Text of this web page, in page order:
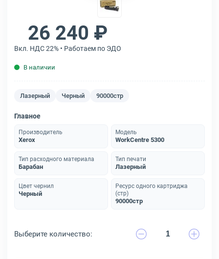
26 240 ₽
Вкл. НДС 22% • Работаем по ЭДО
В наличии
Лазерный Черный 90000стр
Главное
Производитель
Xerox
Модель
WorkCentre 5300
Тип расходного материала
Барабан
Тип печати
Лазерный
Цвет чернил
Черный
Ресурс одного картриджа
(стр)
90000стр
Выберите количество: